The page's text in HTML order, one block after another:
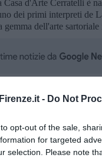
- Do Not
opt-out of the sale,
for targeted
selection. Please note
Casa d'Arte Cerratelli è
dei primi interpreti de
dell'arte
iscriviti alla
nella tua casella di